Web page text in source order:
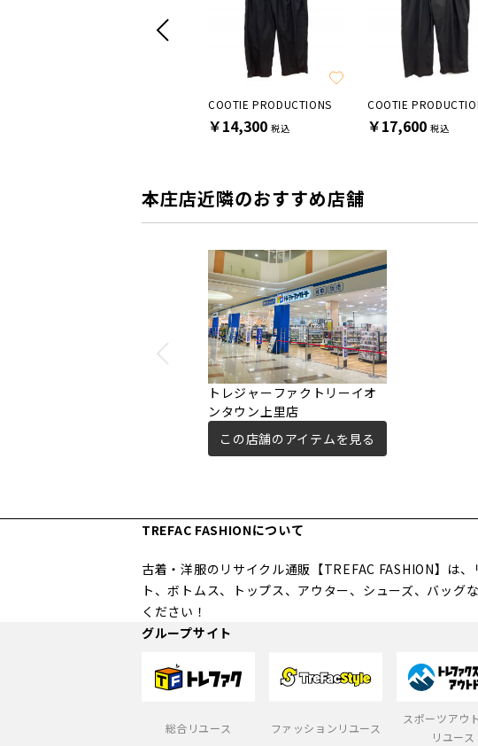
COOTIE PRODUCTIONS
￥14,300 税込
COOTIE
￥17,600 税込
本庄店近隣のおすすめ店舗
トレジャーファクトリーイオ
ンタウン上里店
この店舗のアイテムを見る
TREFAC FASHIONについて
古着・洋服のリサイクル通販【TREFAC FASHION】は
ト、ボトムス、トップス、アウター、シューズ、バッグ
ください！
グループサイト
総合リユース ファッションリユース
スポーツアウ
リユース